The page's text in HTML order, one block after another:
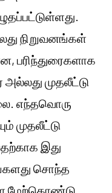
நிறுவனங்கள்
பரிந்துரைகளாக
அல்லது முதலீட்டு
எந்தவொரு
முதலீட்டு
இது
சொந்த
மேற்கொண்டு